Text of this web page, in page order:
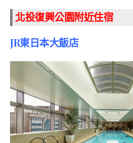
北投復興公園附近住宿
JR東日本大飯店